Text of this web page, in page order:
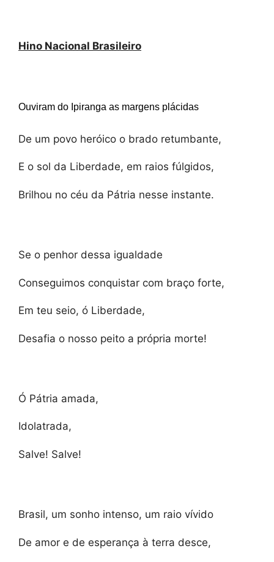
Hino Nacional Brasileiro
Ouviram do Ipiranga as margens plácidas
De um povo heróico o brado retumbante,
E o sol da Liberdade, em raios fúlgidos,
Brilhou no céu da Pátria nesse instante.
Se o penhor dessa igualdade
Conseguimos conquistar com braço forte,
Em teu seio, ó Liberdade,
Desafia o nosso peito a própria morte!
Ó Pátria amada,
Idolatrada,
Salve! Salve!
Brasil, um sonho intenso, um raio vívido
De amor e de esperança à terra desce,